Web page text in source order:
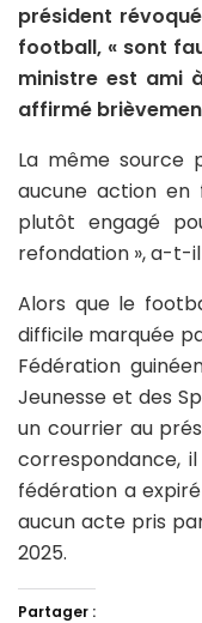
président
football, « sont
ministre est ami
affirmé
La même source
aucune action en
plutôt engagé
refondation », a-t-
Alors que le
difficile marquée
Fédération
Jeunesse et des
un courrier au
correspondance,
fédération a
aucun acte pris
2025.
Partager :